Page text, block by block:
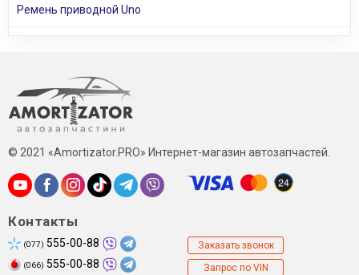
Ремень приводной Uno
© 2021 «Amortizator.PRO» Интернет-магазин автозапчастей.
Контакты
(077) 555-00-88
(066) 555-00-88
Заказать звонок
Запрос по VIN